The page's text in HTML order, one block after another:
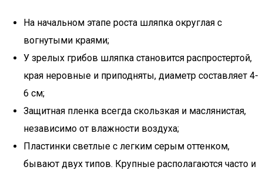
На начальном этапе роста шляпка округлая с
вогнутыми краями;
У зрелых грибов шляпка становится распростертой,
края неровные и приподняты, диаметр составляет 4-
6 см;
Защитная пленка всегда скользкая и маслянистая,
независимо от влажности воздуха;
Пластинки светлые с легким серым оттенком,
бывают двух типов. Крупные располагаются часто и